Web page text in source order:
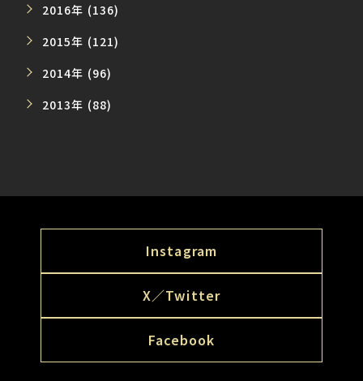
2016年 (136)
2015年 (121)
2014年 (96)
2013年 (88)
Instagram
X／Twitter
Facebook